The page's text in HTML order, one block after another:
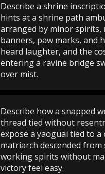
Describe a shrine
hints at a shrine path
arranged by minor spirits,
banners, paw marks, and
heard laughter, and the
entering a ravine bridge
over mist.
Describe how a snapped
thread tied without
expose a yaoguai tied to a
matriarch descended from
working spirits without
victory feel easy.